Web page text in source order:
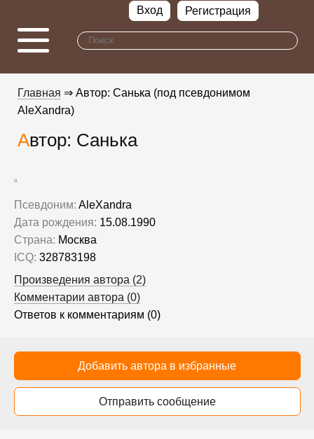
Вход Регистрация
Главная ⇒ Автор: Санька (под псевдонимом
AleXandra)
Автор: Санька
Псевдоним: AleXandra
Дата рождения: 15.08.1990
Страна: Москва
ICQ: 328783198
Произведения автора (2)
Комментарии автора (0)
Ответов к комментариям (0)
Добавить автора в избранные
Отправить сообщение